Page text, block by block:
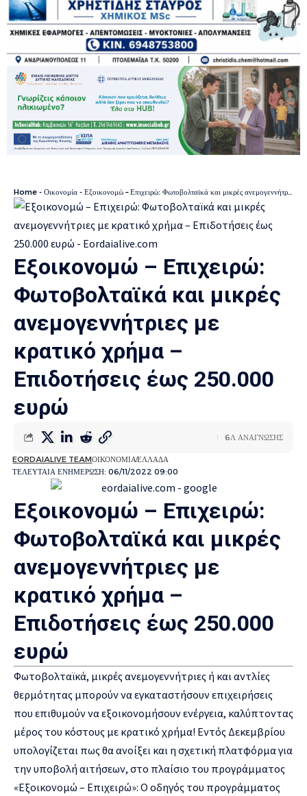
Home - Οικονομία - Εξοικονομώ – Επιχειρώ: Φωτοβολταϊκά και μικρές ανεμογεννήτριες με κρατικό χρήμα – Επιδοτήσεις έως 250.000 ευρώ
Εξοικονομώ – Επιχειρώ:
Φωτοβολταϊκά και μικρές
ανεμογεννήτριες με
κρατικό χρήμα –
Επιδοτήσεις έως 250.000
ευρώ
ΤΕΛΕΥΤΑΙΑ ΕΝΗΜΕΡΩΣΗ: 06/11/2022 09:00
EORDAIALIVE TEAMΟΙΚΟΝΟΜΙΑΕΛΛΑΔΑ
6Λ ΑΝΑΓΝΩΣΗΣ
Εξοικονομώ – Επιχειρώ:
Φωτοβολταϊκά και μικρές
ανεμογεννήτριες με
κρατικό χρήμα –
Επιδοτήσεις έως 250.000
ευρώ
Φωτοβολταϊκά, μικρές ανεμογεννήτριες ή και αντλίες
θερμότητας μπορούν να εγκαταστήσουν επιχειρήσεις
που επιθυμούν να εξοικονομήσουν ενέργεια, καλύπτοντας
μέρος του κόστους με κρατικό χρήμα! Εντός Δεκεμβρίου
υπολογίζεται πως θα ανοίξει και η σχετική πλατφόρμα για
την υποβολή αιτήσεων, στο πλαίσιο του προγράμματος
«Εξοικονομώ – Επιχειρώ»: Ο οδηγός του προγράμματος